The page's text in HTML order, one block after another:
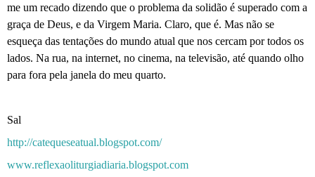
me um recado dizendo que o problema da solidão é superado com a
graça de Deus, e da Virgem Maria. Claro, que é. Mas não se
esqueça das tentações do mundo atual que nos cercam por todos os
lados. Na rua, na internet, no cinema, na televisão, até quando olho
para fora pela janela do meu quarto.
Sal
http://catequeseatual.blogspot.com/
www.reflexaoliturgiadiaria.blogspot.com